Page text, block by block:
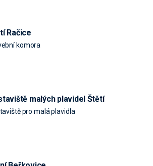
Račice
komora
malých plavidel Štětí
pro malá plavidla